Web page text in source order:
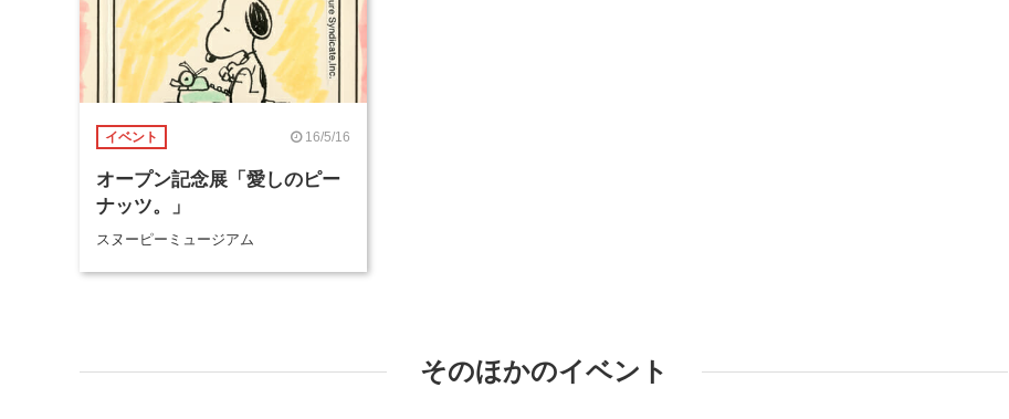
イベント 16/5/16
オープン記念展「愛しのピー
ナッツ。」
スヌーピーミュージアム
そのほかのイベント